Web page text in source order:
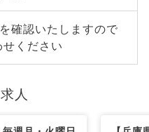
確認いたしますので
ください
人